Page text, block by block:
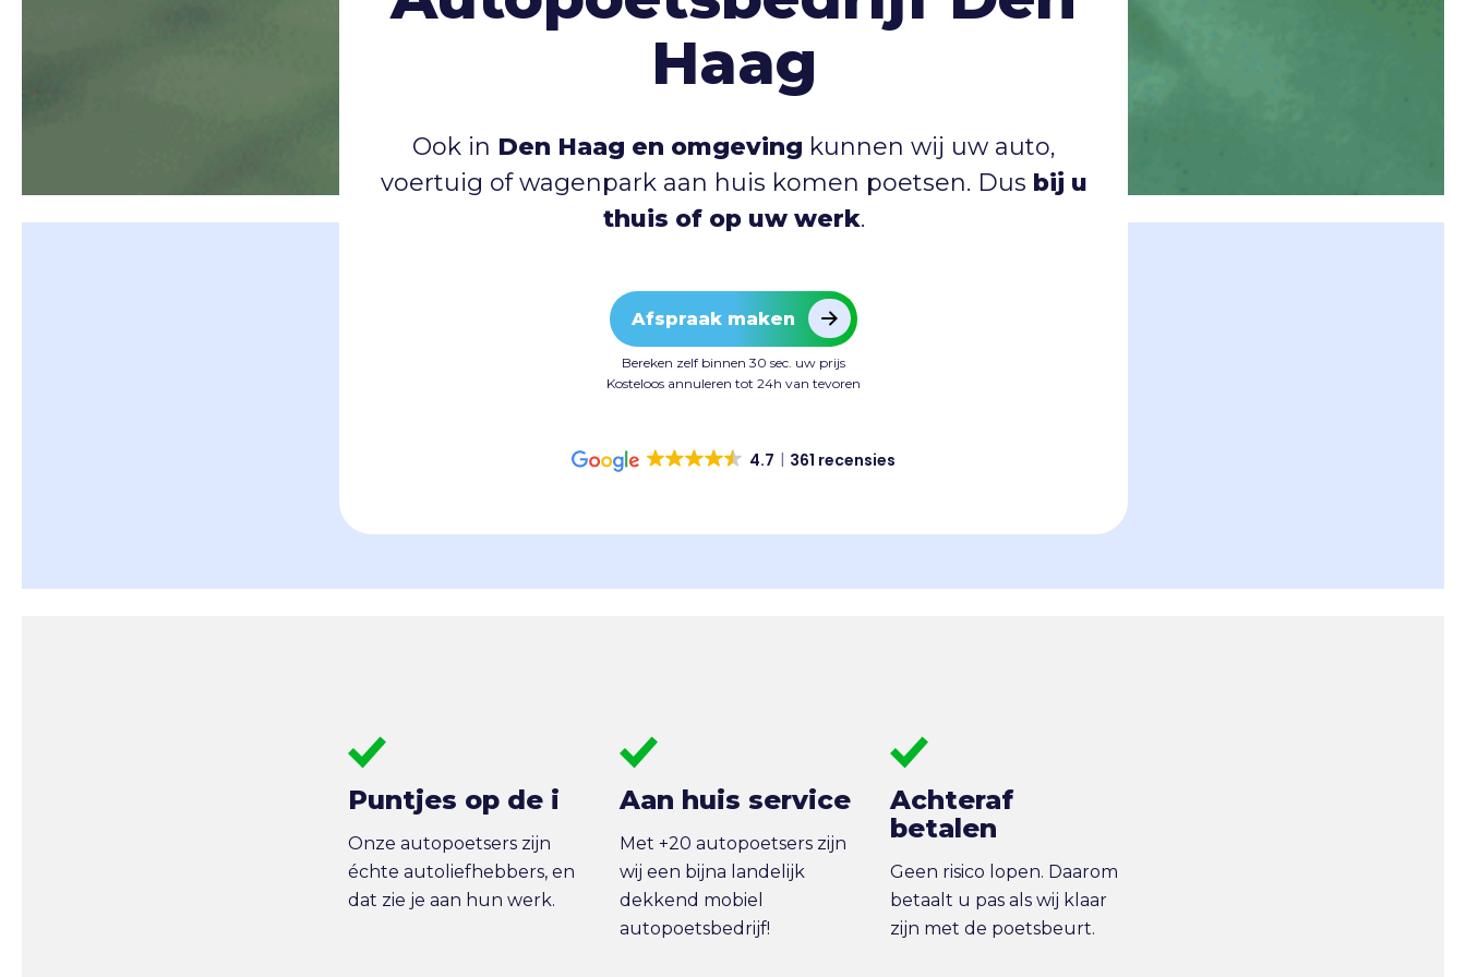
Haag
Ook in Den Haag en omgeving kunnen wij uw auto,
voertuig of wagenpark aan huis komen poetsen. Dus bij u
thuis of op uw werk.
Afspraak maken
Bereken zelf binnen 30 sec. uw prijs
Kosteloos annuleren tot 24h van tevoren
4.7 361 recensies
Puntjes op de i
Onze autopoetsers zijn
échte autoliefhebbers, en
dat zie je aan hun werk.
Aan huis service
Met +20 autopoetsers zijn
wij een bijna landelijk
dekkend mobiel
autopoetsbedrijf!
Achteraf
betalen
Geen risico lopen. Daarom
betaalt u pas als wij klaar
zijn met de poetsbeurt.